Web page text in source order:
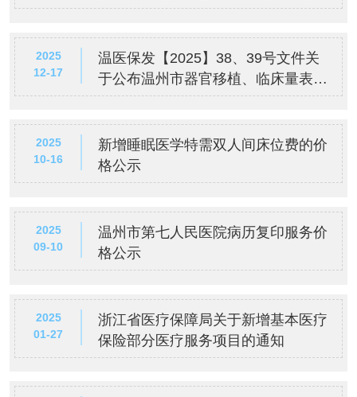
液系统_美容整形_物理治疗等8类医
知
2025
12-17
温医保发【2025】38、39号文件关
于公布温州市器官移植、临床量表评
估、中医（灸法、拔罐、推拿）、中
医疗服务价格项目及医保支付政策的
通知
2025
10-16
新增睡眠医学特需双人间床位费的价
格公示
2025
09-10
温州市第七人民医院病历复印服务价
格公示
2025
01-27
浙江省医疗保障局关于新增基本医疗
保险部分医疗服务项目的通知